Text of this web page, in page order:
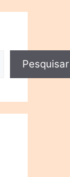
Pesquisar